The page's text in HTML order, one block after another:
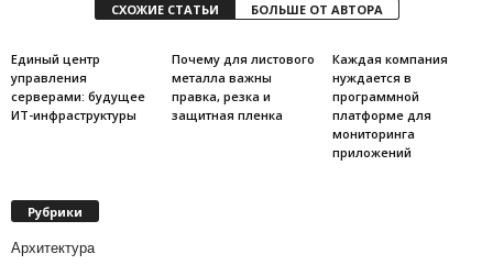
СХОЖИЕ СТАТЬИ БОЛЬШЕ ОТ АВТОРА
Единый центр
управления
серверами: будущее
ИТ-инфраструктуры
Почему для листового
металла важны
правка, резка и
защитная пленка
Каждая компания
нуждается в
программной
платформе для
мониторинга
приложений
Рубрики
Архитектура